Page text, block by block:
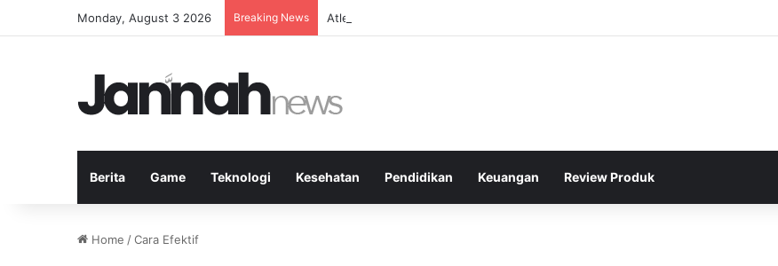
Monday, August 3 2026 Breaking News Atlet Badminton Legendaris Dunia yang Menginspirasi Generasi Muda di Indonesia
Berita Game Teknologi Kesehatan Pendidikan Keuangan Review Produk
Home /Cara Efektif